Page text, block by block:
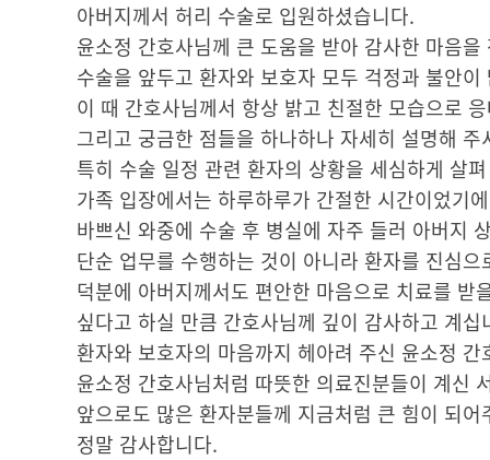
아버지께서 허리 수술로 입원하셨습니다.
윤소정 간호사님께 큰 도움을 받아 감사한 마음
수술을 앞두고 환자와 보호자 모두 걱정과 불안이
이 때 간호사님께서 항상 밝고 친절한 모습으로
그리고 궁금한 점들을 하나하나 자세히 설명해
특히 수술 일정 관련 환자의 상황을 세심하게 살
가족 입장에서는 하루하루가 간절한 시간이었기
바쁘신 와중에 수술 후 병실에 자주 들러 아버지
단순 업무를 수행하는 것이 아니라 환자를 진심
덕분에 아버지께서도 편안한 마음으로 치료를
싶다고 하실 만큼 간호사님께 깊이 감사하고 계십
환자와 보호자의 마음까지 헤아려 주신 윤소정
윤소정 간호사님처럼 따뜻한 의료진분들이 계신
앞으로도 많은 환자분들께 지금처럼 큰 힘이 되어
정말 감사합니다.